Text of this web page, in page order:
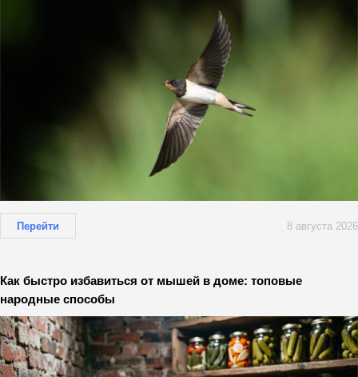
Перейти 8 августа 2026
Как быстро избавиться от мышей в доме: топовые
народные способы